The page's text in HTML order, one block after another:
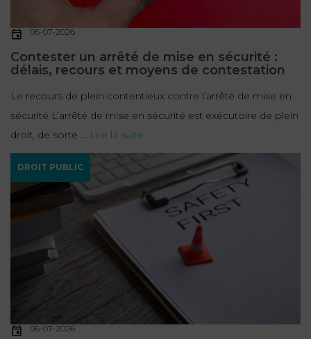
06-07-2026
Contester un arrêté de mise en sécurité :
délais, recours et moyens de contestation
Le recours de plein contentieux contre l’arrêté de mise en
sécurité L’arrêté de mise en sécurité est exécutoire de plein
droit, de sorte ... Lire la suite
DROIT PUBLIC
06-07-2026